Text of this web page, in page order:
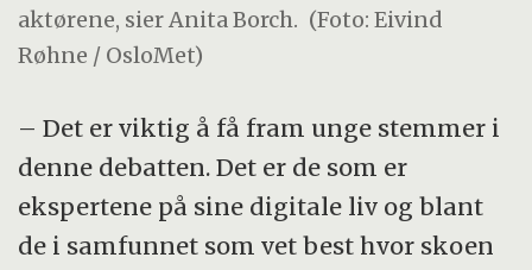
aktørene, sier Anita Borch. (Foto: Eivind
Røhne / OsloMet)
– Det er viktig å få fram unge stemmer i
denne debatten. Det er de som er
ekspertene på sine digitale liv og blant
de i samfunnet som vet best hvor skoen